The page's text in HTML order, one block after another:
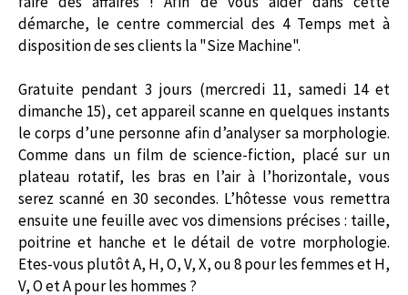
démarche, le centre commercial des 4 Temps met à
disposition de ses clients la "Size Machine".
Gratuite pendant 3 jours (mercredi 11, samedi 14 et
dimanche 15), cet appareil scanne en quelques instants
le corps d’une personne afin d’analyser sa morphologie.
Comme dans un film de science-fiction, placé sur un
plateau rotatif, les bras en l’air à l’horizontale, vous
serez scanné en 30 secondes. L’hôtesse vous remettra
ensuite une feuille avec vos dimensions précises : taille,
poitrine et hanche et le détail de votre morphologie.
Etes-vous plutôt A, H, O, V, X, ou 8 pour les femmes et H,
V, O et A pour les hommes ?